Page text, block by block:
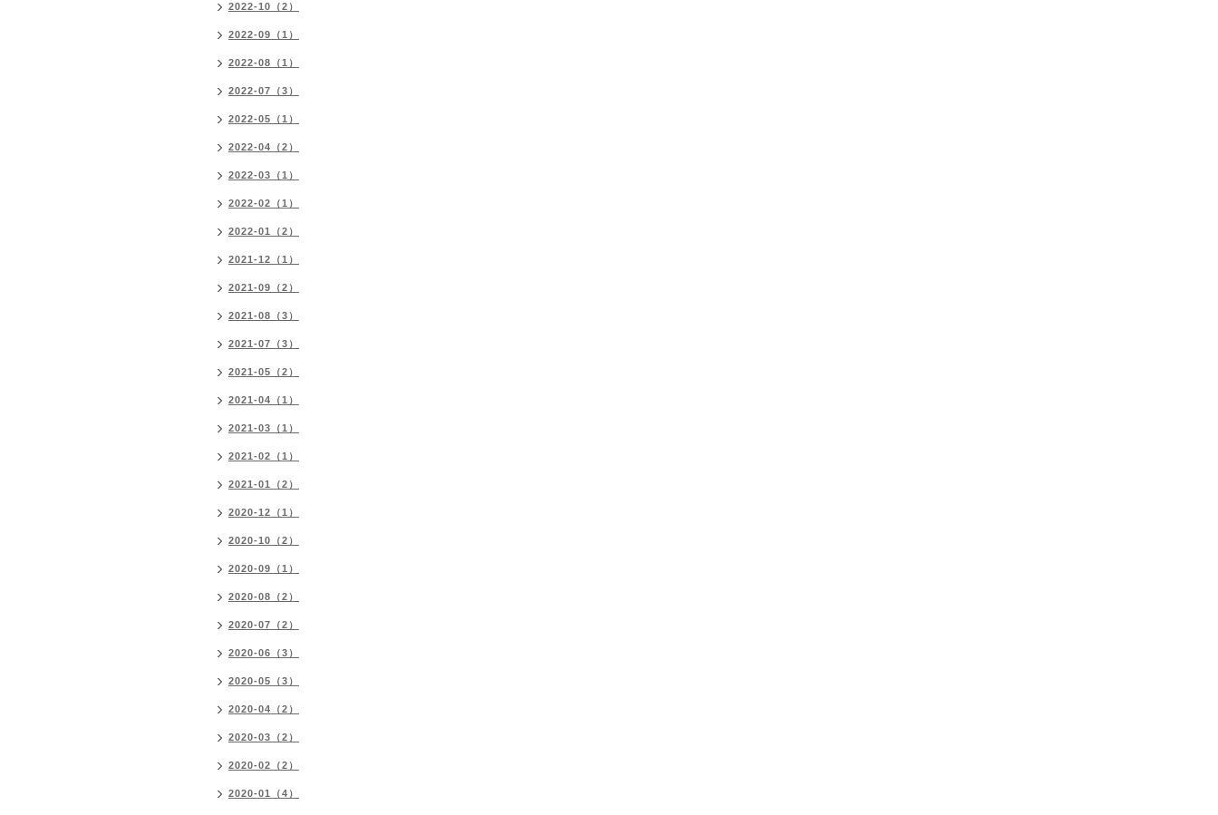
2022-10（2）
2022-09（1）
2022-08（1）
2022-07（3）
2022-05（1）
2022-04（2）
2022-03（1）
2022-02（1）
2022-01（2）
2021-12（1）
2021-09（2）
2021-08（3）
2021-07（3）
2021-05（2）
2021-04（1）
2021-03（1）
2021-02（1）
2021-01（2）
2020-12（1）
2020-10（2）
2020-09（1）
2020-08（2）
2020-07（2）
2020-06（3）
2020-05（3）
2020-04（2）
2020-03（2）
2020-02（2）
2020-01（4）